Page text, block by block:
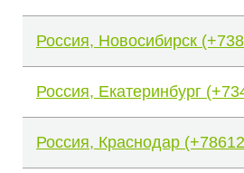
Россия, Новосибирск
Россия, Екатеринбург
Россия, Краснодар